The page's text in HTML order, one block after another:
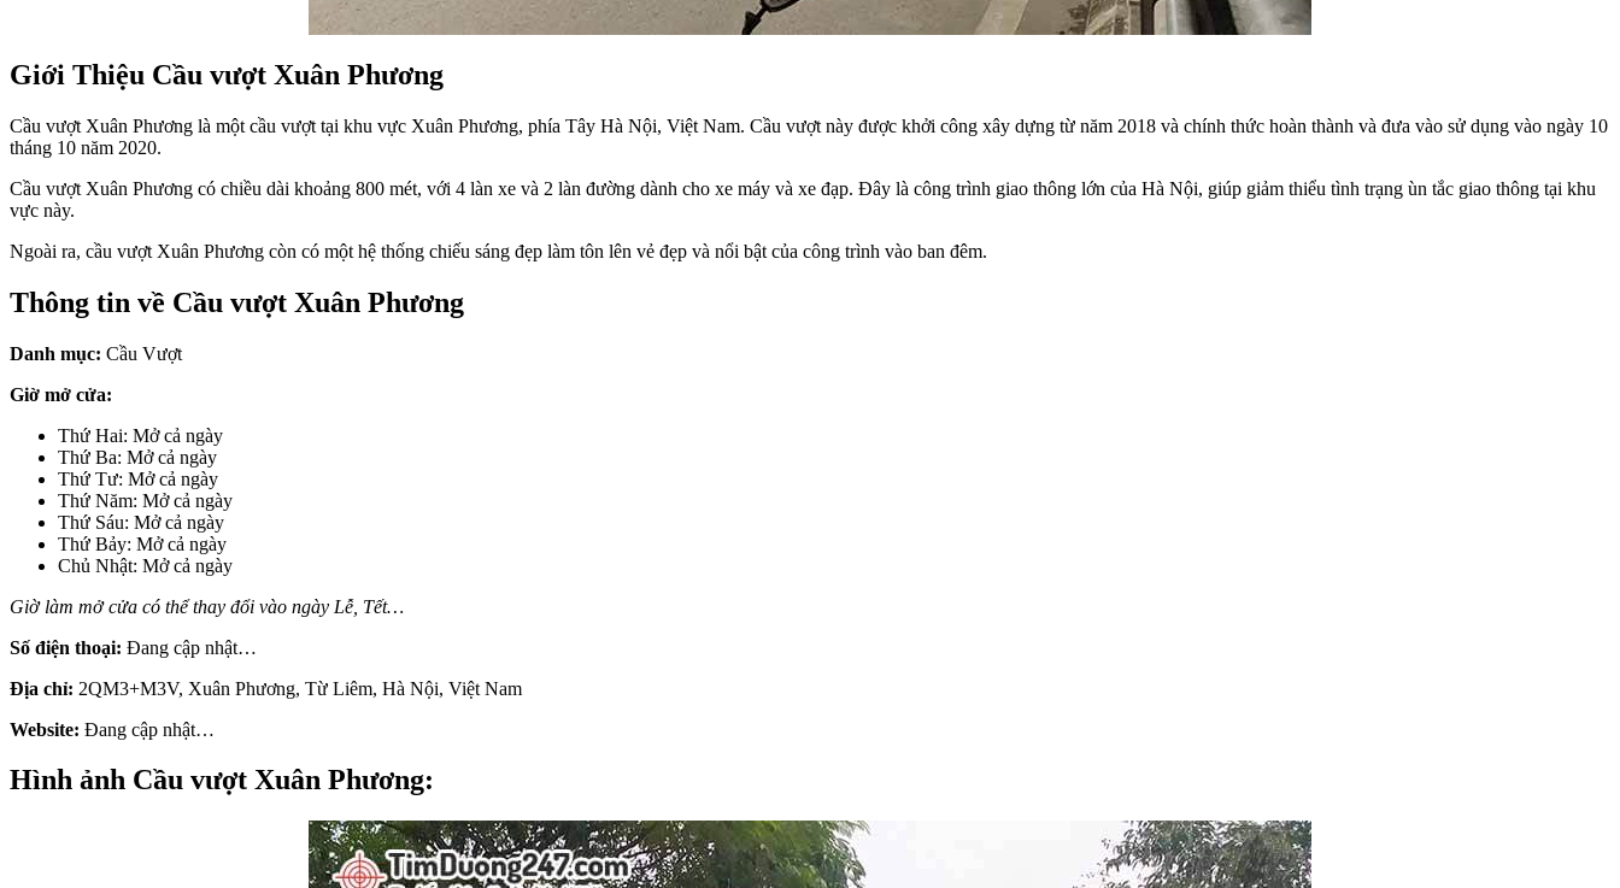
Giới Thiệu Cầu vượt Xuân Phương
Cầu vượt Xuân Phương là một cầu vượt tại khu vực Xuân Phương, phía Tây Hà Nội, Việt Nam. Cầu vượt này được khởi công xây dựng từ năm 2018 và chính thức hoàn thành và đưa vào sử dụng vào ngày 10
tháng 10 năm 2020.
Cầu vượt Xuân Phương có chiều dài khoảng 800 mét, với 4 làn xe và 2 làn đường dành cho xe máy và xe đạp. Đây là công trình giao thông lớn của Hà Nội, giúp giảm thiểu tình trạng ùn tắc giao thông tại khu
vực này.
Ngoài ra, cầu vượt Xuân Phương còn có một hệ thống chiếu sáng đẹp làm tôn lên vẻ đẹp và nổi bật của công trình vào ban đêm.
Thông tin về Cầu vượt Xuân Phương
Danh mục: Cầu Vượt
Giờ mở cửa:
Thứ Hai: Mở cả ngày
Thứ Ba: Mở cả ngày
Thứ Tư: Mở cả ngày
Thứ Năm: Mở cả ngày
Thứ Sáu: Mở cả ngày
Thứ Bảy: Mở cả ngày
Chủ Nhật: Mở cả ngày
Giờ làm mở cửa có thể thay đổi vào ngày Lễ, Tết…
Số điện thoại: Đang cập nhật…
Địa chỉ: 2QM3+M3V, Xuân Phương, Từ Liêm, Hà Nội, Việt Nam
Website: Đang cập nhật…
Hình ảnh Cầu vượt Xuân Phương: